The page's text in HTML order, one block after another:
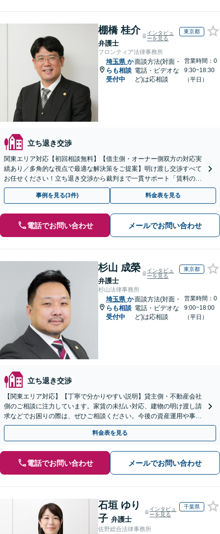
棚橋 桂介
弁護士
インタビュ
ーを見る
東京都
フロンティア法律事務所
埼玉県 か
らも相談
受付中
面談方法(対面・
電話・ビデオな
ど)は応相談
営業時間：0
9:30~18:30
（平日）
立ち退き交渉
関東エリア対応【初回相談無料】【借主側・オーナー側双方の対応実
績あり／多角的な視点で最適な解決策をご提案】明け渡し交渉すべて
お任せください！立ち退き交渉から裁判まで一貫サポート「賃料の増
額・減額の交渉も対応実績豊富」【休日・夜間相談可】
事例を見る(3件) 料金表を見る
電話でお問い合わせ メールでお問い合わせ
杉山 成榮
弁護士
インタビュ
ーを見る
東京都
杉山法律事務所
埼玉県 か
らも相談
受付中
面談方法(対面・
電話・ビデオな
ど)は応相談
営業時間：0
9:00~18:00
（平日）
立ち退き交渉
【関東エリア対応】【丁寧で分かりやすい説明】貸主側・不動産会社
側のご相談に注力しています。家賃の未払い対応、建物の明け渡し請
求などでお困りの際は、ぜひご相談ください。今後の資産運用や事業
継続を見据えた最適な解決を目指します。【WEB面談可】
料金表を見る
電話でお問い合わせ メールでお問い合わせ
石垣 ゆり
子 弁護士
インタビュ
ーを見る
千葉県
佐野総合法律事務所